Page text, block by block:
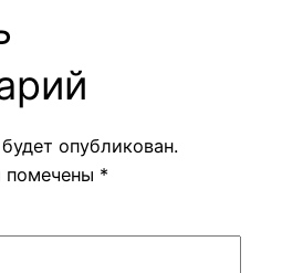
опубликован.
помечены *